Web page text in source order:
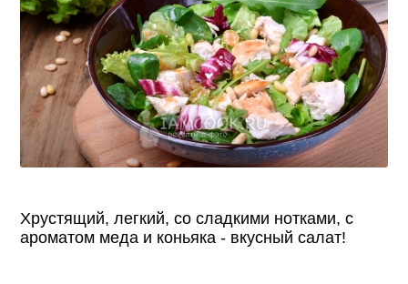
Хрустящий, легкий, со сладкими нотками, с
ароматом меда и коньяка - вкусный салат!